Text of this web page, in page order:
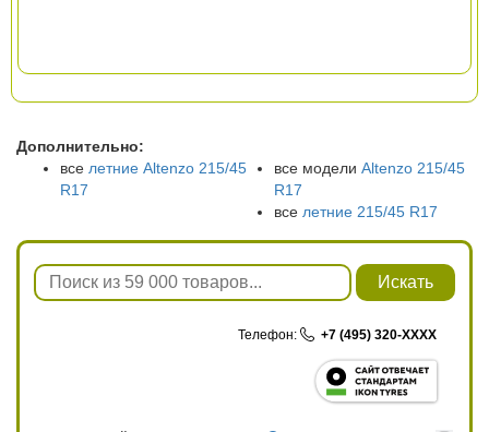
Дополнительно:
все летние Altenzo 215/45
R17
все модели Altenzo 215/45
R17
все летние 215/45 R17
Искать
Телефон: +7 (495) 320-XXXX